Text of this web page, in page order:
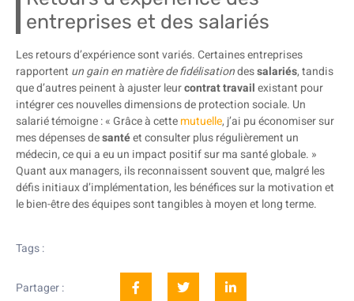
entreprises et des salariés
Les retours d’expérience sont variés. Certaines entreprises
rapportent un gain en matière de fidélisationdessalariés, tandis
que d’autres peinent à ajuster leurcontrat travailexistant pour
intégrer ces nouvelles dimensions de protection sociale. Un
salarié témoigne : « Grâce à cettemutuelle, j’ai pu économiser sur
mes dépenses desantéet consulter plus régulièrement un
médecin, ce qui a eu un impact positif sur ma santé globale. »
Quant aux managers, ils reconnaissent souvent que, malgré les
défis initiaux d’implémentation, les bénéfices sur la motivation et
le bien-être des équipes sont tangibles à moyen et long terme.
Tags :
Partager :